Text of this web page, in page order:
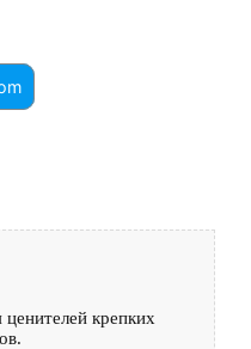
крепких